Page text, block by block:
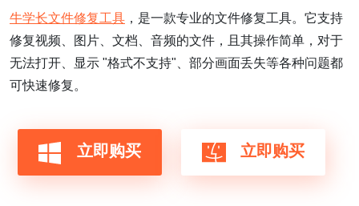
牛学长文件修复工具 ，是一款专业的文件修复工具。它支持
修复视频、图片、文档、音频的文件，且其操作简单，对于
无法打开、显示 "格式不支持"、部分画面丢失等各种问题都
可快速修复。
立即购买 立即购买